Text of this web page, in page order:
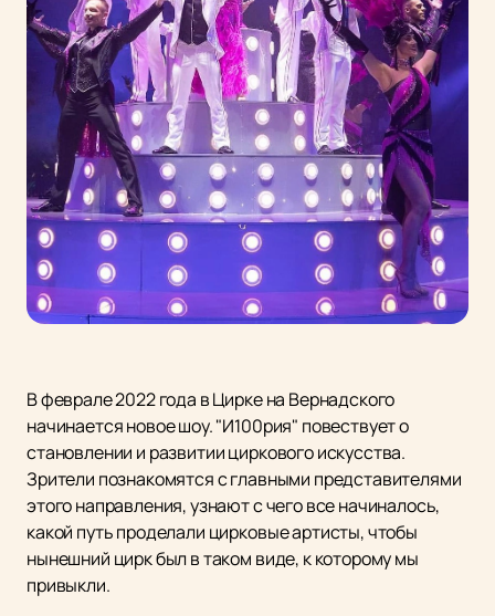
В феврале 2022 года в Цирке на Вернадского
начинается новое шоу. "И100рия" повествует о
становлении и развитии циркового искусства.
Зрители познакомятся с главными представителями
этого направления, узнают с чего все начиналось,
какой путь проделали цирковые артисты, чтобы
нынешний цирк был в таком виде, к которому мы
привыкли.